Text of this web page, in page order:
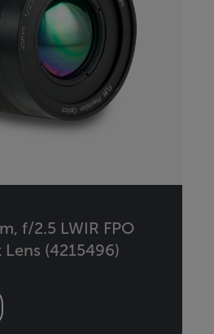
f/2.5 LWIR FPO
(4215496)